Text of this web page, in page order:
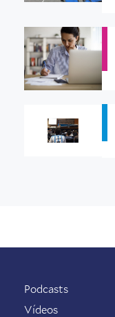
Podcasts
Vídeos